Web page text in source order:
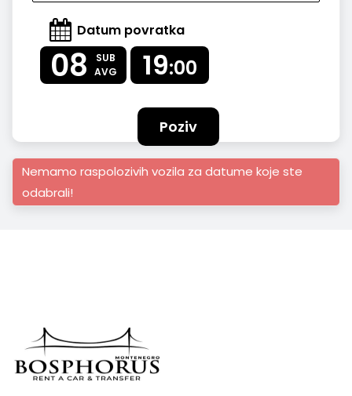
Datum povratka
08
SUB
AVG
19:00
Poziv
Nemamo raspolozivih vozila za datume koje ste
odabrali!